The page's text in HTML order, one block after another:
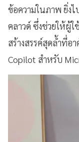
ข้อความในภาพ ยิ่ง
คลาวด์ ซึ่งช่วยให้ผู้
สร้างสรรค์สุดล้ำที่อ
Copilot สำหรับ